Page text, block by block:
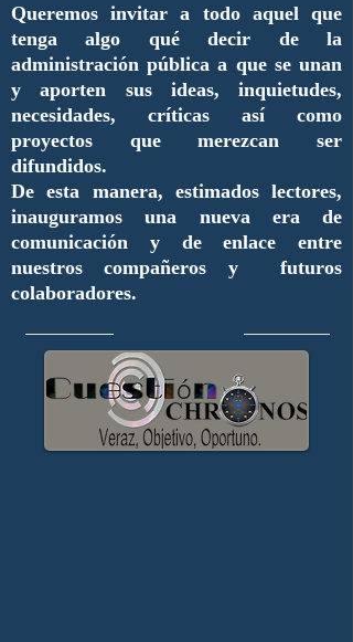
Queremos invitar a todo aquel que
tenga algo qué decir de la
administración pública a que se unan
y aporten sus ideas, inquietudes,
necesidades, críticas así como
proyectos que merezcan ser
difundidos.
De esta manera, estimados lectores,
inauguramos una nueva era de
comunicación y de enlace entre
nuestros compañeros y futuros
colaboradores.